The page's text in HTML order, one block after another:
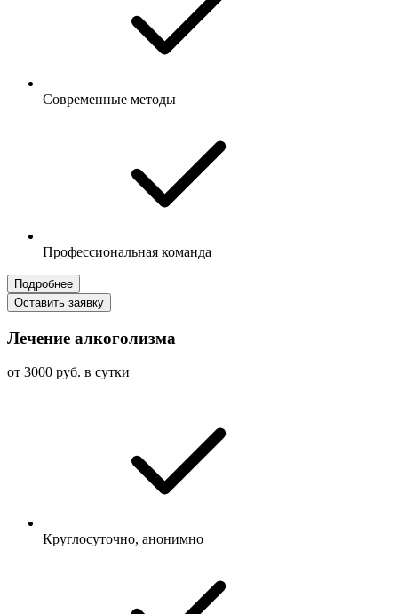
Современные методы
Профессиональная команда
Подробнее
Оставить заявку
Лечение алкоголизма
от 3000 руб. в сутки
Круглосуточно, анонимно